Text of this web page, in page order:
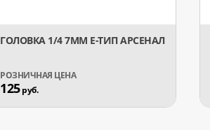
ГОЛОВКА 1/4 7ММ Е-ТИП АРСЕНАЛ
125руб.